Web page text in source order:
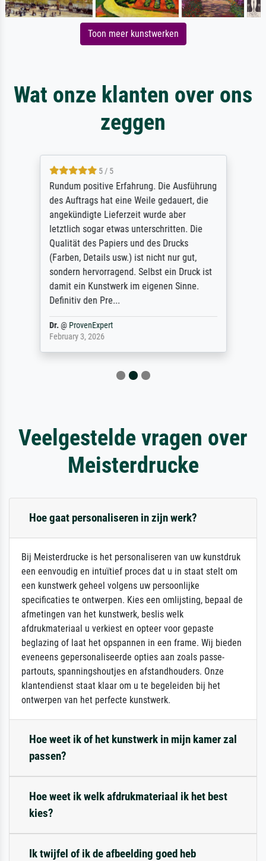
Toon meer kunstwerken
Wat onze klanten over ons
zeggen
5 / 5
Rundum positive Erfahrung. Die Ausführung
des Auftrags hat eine Weile gedauert, die
angekündigte Lieferzeit wurde aber
letztlich sogar etwas unterschritten. Die
Qualität des Papiers und des Drucks
(Farben, Details usw.) ist nicht nur gut,
sondern hervorragend. Selbst ein Druck ist
damit ein Kunstwerk im eigenen Sinne.
Definitiv den Pre...
Dr.@ ProvenExpert
February 3, 2026
Veelgestelde vragen over
Meisterdrucke
Hoe gaat personaliseren in zijn werk?
Bij Meisterdrucke is het personaliseren van uw kunstdruk
een eenvoudig en intuïtief proces dat u in staat stelt om
een kunstwerk geheel volgens uw persoonlijke
specificaties te ontwerpen. Kies een omlijsting, bepaal de
afmetingen van het kunstwerk, beslis welk
afdrukmateriaal u verkiest en opteer voor gepaste
beglazing of laat het opspannen in een frame. Wij bieden
eveneens gepersonaliseerde opties aan zoals passe-
partouts, spanningshoutjes en afstandhouders. Onze
klantendienst staat klaar om u te begeleiden bij het
ontwerpen van het perfecte kunstwerk.
Hoe weet ik of het kunstwerk in mijn kamer zal
passen?
Hoe weet ik welk afdrukmateriaal ik het best
kies?
Ik twijfel of ik de afbeelding goed heb